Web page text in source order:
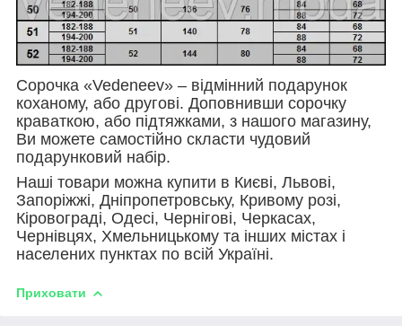
Сорочка «Vedeneev» – відмінний подарунок
коханому, або другові. Доповнивши сорочку
краваткою, або підтяжками, з нашого магазину,
Ви можете самостійно скласти чудовий
подарунковий набір.
Наші товари можна купити в Києві, Львові,
Запоріжжі, Дніпропетровську, Кривому розі,
Кіровограді, Одесі, Чернігові, Черкасах,
Чернівцях, Хмельницькому та інших містах і
населених пунктах по всій Україні.
Приховати